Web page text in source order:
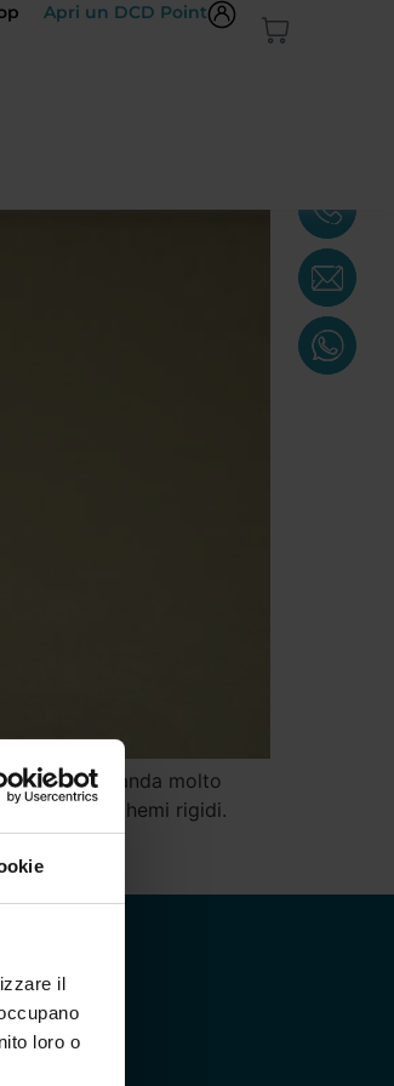
il
loro o
Apri un DCD Point
una domanda molto
secondo schemi rigidi.